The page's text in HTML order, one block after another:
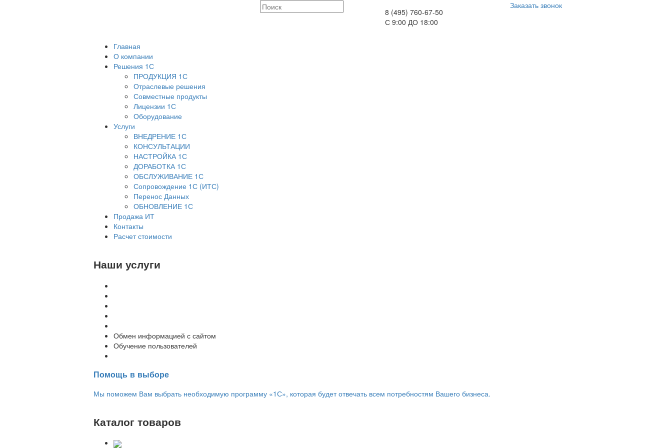
8 (495) 760-67-50
С 9:00 ДО 18:00
Заказать звонок
Главная
О компании
Решения 1С
ПРОДУКЦИЯ 1С
Отраслевые решения
Совместные продукты
Лицензии 1С
Оборудование
Услуги
ВНЕДРЕНИЕ 1С
КОНСУЛЬТАЦИИ
НАСТРОЙКА 1С
ДОРАБОТКА 1С
ОБСЛУЖИВАНИЕ 1С
Сопровождение 1С (ИТС)
Перенос Данных
ОБНОВЛЕНИЕ 1С
Продажа ИТ
Контакты
Расчет стоимости
Наши услуги
Обмен информацией с сайтом
Обучение пользователей
Помощь в выборе
Мы поможем Вам выбрать необходимую программу «1С», которая будет отвечать всем потребностям Вашего бизнеса.
Каталог товаров